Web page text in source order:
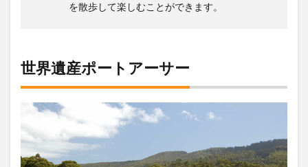
を散歩して楽しむことができます。
世界遺産ポートアーサー